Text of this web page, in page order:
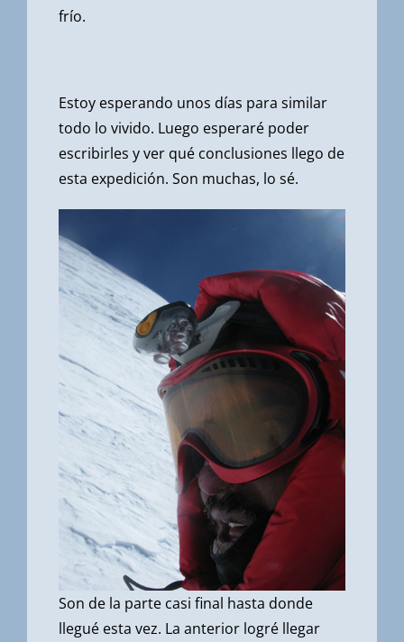
frío.
Estoy esperando unos días para similar
todo lo vivido. Luego esperaré poder
escribirles y ver qué conclusiones llego de
esta expedición. Son muchas, lo sé.
Son de la parte casi final hasta donde
llegué esta vez. La anterior logré llegar